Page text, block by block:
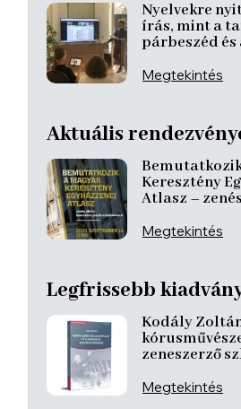
Nyelvekre
írás, mint a
párbeszéd és
Megtekintés
Aktuális
Keresztény
Atlasz –
előadásokkal
Megtekintés
Legfrissebb
Kodály
zeneszerző
Megtekintés